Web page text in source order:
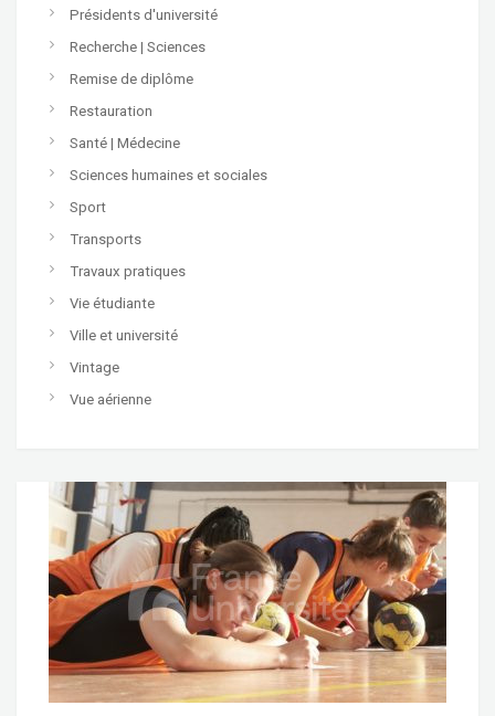
Présidents d'université
Recherche | Sciences
Remise de diplôme
Restauration
Santé | Médecine
Sciences humaines et sociales
Sport
Transports
Travaux pratiques
Vie étudiante
Ville et université
Vintage
Vue aérienne